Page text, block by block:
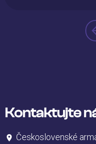
Kontaktujte
Československé